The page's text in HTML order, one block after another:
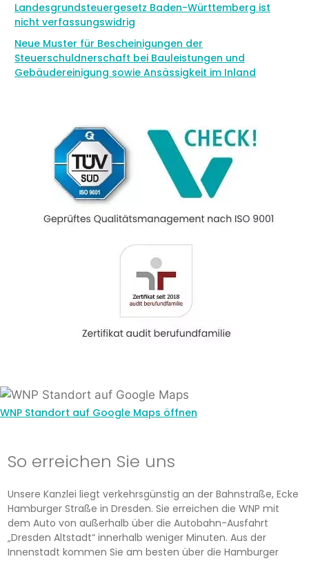
Landesgrundsteuergesetz Baden-Württemberg ist
nicht verfassungswidrig
Neue Muster für Bescheinigungen der
Steuerschuldnerschaft bei Bauleistungen und
Gebäudereinigung sowie Ansässigkeit im Inland
WNP Standort auf Google Maps öffnen
So erreichen Sie uns
Unsere Kanzlei liegt verkehrsgünstig an der Bahnstraße, Ecke
Hamburger Straße in Dresden. Sie erreichen die WNP mit
dem Auto von außerhalb über die Autobahn-Ausfahrt
„Dresden Altstadt“ innerhalb weniger Minuten. Aus der
Innenstadt kommen Sie am besten über die Hamburger